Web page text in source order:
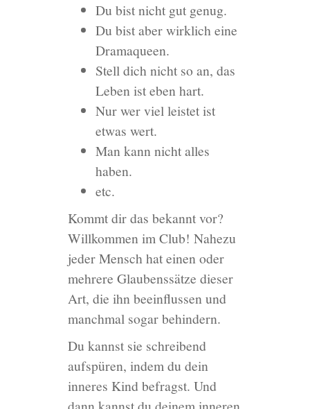
Du bist nicht gut genug.
Du bist aber wirklich eine
Dramaqueen.
Stell dich nicht so an, das
Leben ist eben hart.
Nur wer viel leistet ist
etwas wert.
Man kann nicht alles
haben.
etc.
Kommt dir das bekannt vor?
Willkommen im Club! Nahezu
jeder Mensch hat einen oder
mehrere Glaubenssätze dieser
Art, die ihn beeinflussen und
manchmal sogar behindern.
Du kannst sie schreibend
aufspüren, indem du dein
inneres Kind befragst. Und